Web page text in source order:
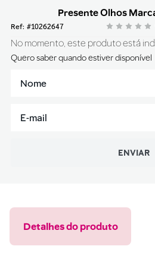
Presente Olhos
: 10262647
No momento, este produto está
Quero saber quando estiver disponível
ENVIAR
Detalhes do produto